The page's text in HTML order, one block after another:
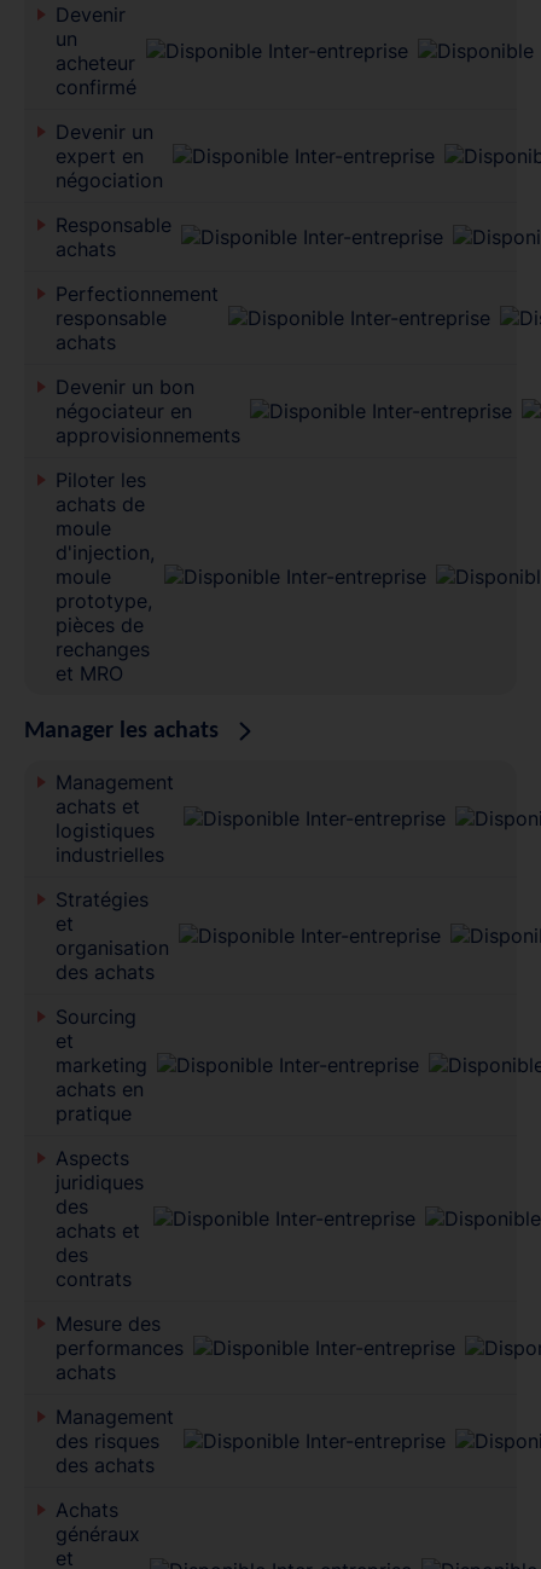
Devenir
un
acheteur
confirmé
Devenir un
expert en
négociation
Responsable
achats
Perfectionnement
responsable
achats
Devenir un bon
négociateur en
approvisionnements
Piloter les
achats de
moule
d'injection,
moule
prototype,
pièces de
rechanges
et MRO
Manager les achats
Management
achats et
logistiques
industrielles
Stratégies
et
organisation
des achats
Sourcing
et
marketing
achats en
pratique
Aspects
juridiques
des
achats et
des
contrats
Mesure des
performances
achats
Management
des risques
des achats
Achats
généraux
et